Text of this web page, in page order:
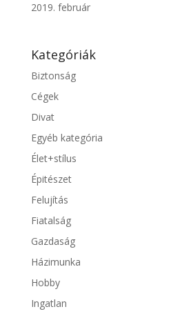
2019. február
Kategóriák
Biztonság
Cégek
Divat
Egyéb kategória
Élet+stílus
Épitészet
Felujítás
Fiatalság
Gazdaság
Házimunka
Hobby
Ingatlan